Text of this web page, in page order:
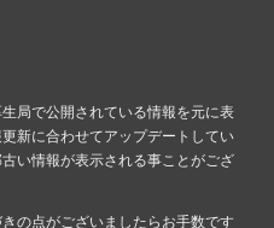
局で公開されている情報を元に表
新に合わせてアップデートしてい
い情報が表示される事ことがござ
の点がございましたらお手数です